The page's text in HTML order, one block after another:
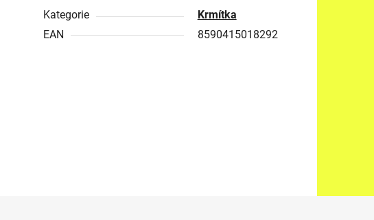
Kategorie
Krmítka
EAN
8590415018292